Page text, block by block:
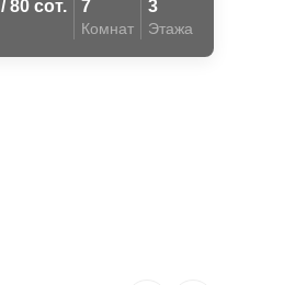
/ 80 сот. 7
Комнат
3
Этажа